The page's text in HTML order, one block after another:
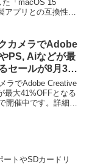
た「macOS 15
プリとの互換性情
カメラでAdobe
PS, Aiなどが最
セールが8月31
ラでAdobe Creative
最大41%OFFとなる
開催中です。詳細は
トやSDカードリ